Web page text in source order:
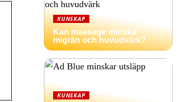
KUNSKAP
Kan massage minska
migrän och huvudvärk?
KUNSKAP